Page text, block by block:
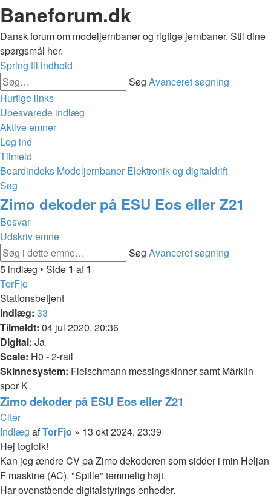
Baneforum.dk
Dansk forum om modeljernbaner og rigtige jernbaner. Stil dine
spørgsmål her.
Spring til indhold
Søg Avanceret søgning
Hurtige links
Ubesvarede indlæg
Aktive emner
Log ind
Tilmeld
Boardindeks Modeljernbaner Elektronik og digitaldrift
Søg
Zimo dekoder på ESU Eos eller Z21
Besvar
Udskriv emne
Søg Avanceret søgning
5 indlæg • Side 1 af1
TorFjo
Stationsbetjent
Indlæg: 33
Tilmeldt: 04 jul 2020, 20:36
Digital: Ja
Scale: H0 - 2-rail
Skinnesystem: Fleischmann messingskinner samt Märklin
spor K
Zimo dekoder på ESU Eos eller Z21
Citer
Indlæg afTorFjo » 13 okt 2024, 23:39
Hej togfolk!
Kan jeg ændre CV på Zimo dekoderen som sidder i min Heljan
F maskine (AC). "Spille" temmelig højt.
Har ovenstående digitalstyrings enheder.